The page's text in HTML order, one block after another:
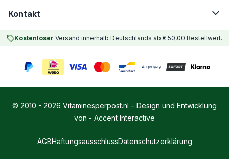
Kontakt
Kostenloser Versand innerhalb Deutschlands ab € 50,00 Bestellwert.
© 2010 - 2026 Vitaminesperpost.nl – Design und Entwicklung
von - Accent Interactive
AGBHaftungsausschlussDatenschutzerklärung